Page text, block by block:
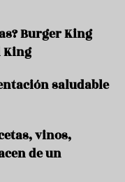
Burger King
King
saludable
vinos,
de un